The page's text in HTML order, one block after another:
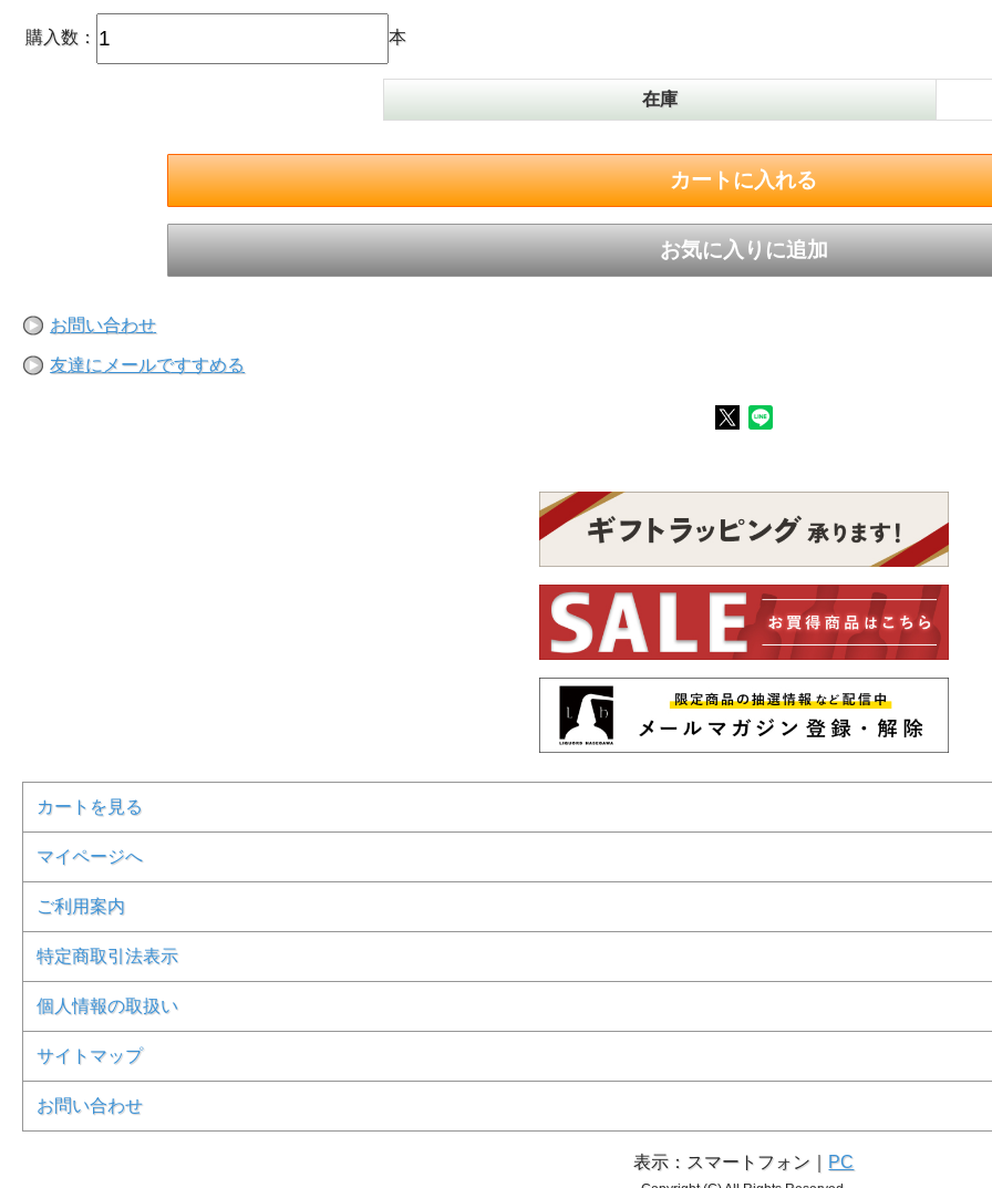
購入数： 本
在庫
お問い合わせ
友達にメールですすめる
カートを見る
マイページへ
ご利用案内
特定商取引法表示
個人情報の取扱い
サイトマップ
お問い合わせ
表示：スマートフォン｜ PC